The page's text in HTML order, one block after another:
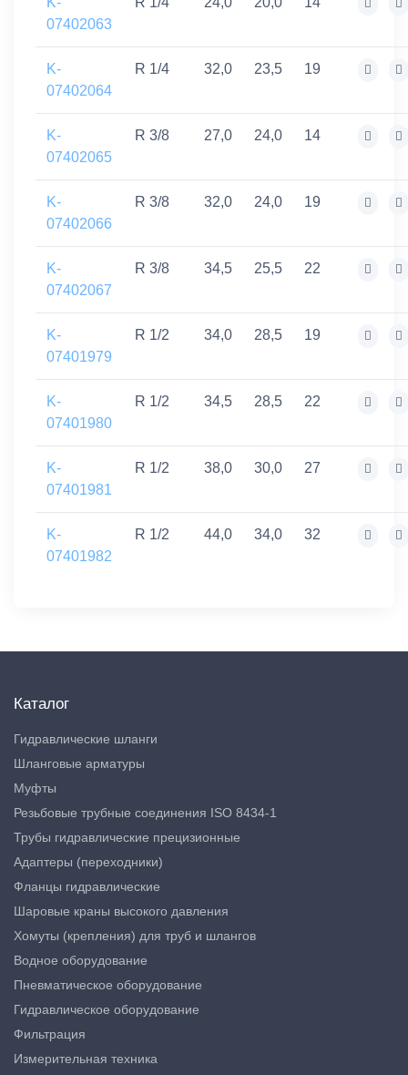
07402063
K-
07402064
R 1/4 32,0 23,5 19
K-
07402065
R 3/8 27,0 24,0 14
K-
07402066
R 3/8 32,0 24,0 19
K-
07402067
R 3/8 34,5 25,5 22
K-
07401979
R 1/2 34,0 28,5 19
K-
07401980
R 1/2 34,5 28,5 22
K-
07401981
R 1/2 38,0 30,0 27
K-
07401982
R 1/2 44,0 34,0 32
Каталог
Гидравлические шланги
Шланговые арматуры
Муфты
Резьбовые трубные соединения ISO 8434-1
Трубы гидравлические прецизионные
Адаптеры (переходники)
Фланцы гидравлические
Шаровые краны высокого давления
Хомуты (крепления) для труб и шлангов
Водное оборудование
Пневматическое оборудование
Гидравлическое оборудование
Фильтрация
Измерительная техника